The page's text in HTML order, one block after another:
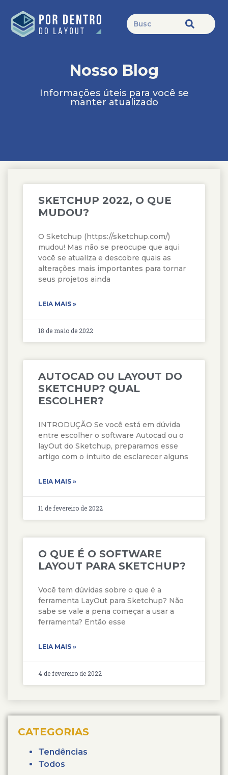
Nosso Blog
Informações úteis para você se
manter atualizado
SKETCHUP 2022, O QUE
MUDOU?
O Sketchup (https://sketchup.com/)
mudou! Mas não se preocupe que aqui
você se atualiza e descobre quais as
alterações mais importantes para tornar
seus projetos ainda
LEIA MAIS »
18 de maio de 2022
AUTOCAD OU LAYOUT DO
SKETCHUP? QUAL
ESCOLHER?
INTRODUÇÃO Se você está em dúvida
entre escolher o software Autocad ou o
layOut do Sketchup, preparamos esse
artigo com o intuito de esclarecer alguns
LEIA MAIS »
11 de fevereiro de 2022
O QUE É O SOFTWARE
LAYOUT PARA SKETCHUP?
Você tem dúvidas sobre o que é a
ferramenta LayOut para Sketchup? Não
sabe se vale a pena começar a usar a
ferramenta? Então esse
LEIA MAIS »
4 de fevereiro de 2022
CATEGORIAS
Tendências
Todos